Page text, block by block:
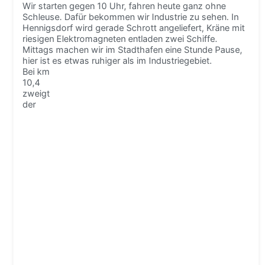
Wir starten gegen 10 Uhr, fahren heute ganz ohne
Schleuse. Dafür bekommen wir Industrie zu sehen. In
Hennigsdorf wird gerade Schrott angeliefert, Kräne mit
riesigen Elektromagneten entladen zwei Schiffe.
Mittags machen wir im Stadthafen eine Stunde Pause,
hier ist es etwas ruhiger als im Industriegebiet.
Bei km
10,4
zweigt
der